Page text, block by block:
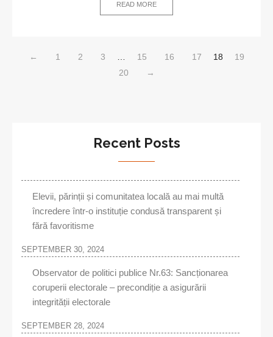
READ MORE
← 1 2 3 15 16 17 18
19
20
→
Recent Posts
Elevii, părinții și comunitatea locală au mai multă
încredere într-o instituție condusă transparent și
fără favoritisme
SEPTEMBER 30, 2024
Observator de politici publice Nr.63: Sancționarea
coruperii electorale – precondiție a asigurării
integrității electorale
SEPTEMBER 28, 2024